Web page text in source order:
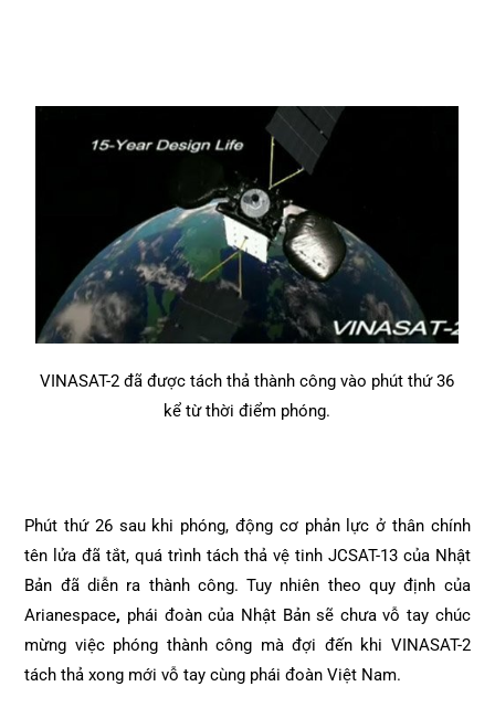
VINASAT-2 đã được tách thả thành công vào phút thứ 36
kể từ thời điểm phóng.
Phút thứ 26 sau khi phóng, động cơ phản lực ở thân chính
tên lửa đã tắt, quá trình tách thả vệ tinh JCSAT-13 của Nhật
Bản đã diễn ra thành công. Tuy nhiên theo quy định của
Arianespace, phái đoàn của Nhật Bản sẽ chưa vỗ tay chúc
mừng việc phóng thành công mà đợi đến khi VINASAT-2
tách thả xong mới vỗ tay cùng phái đoàn Việt Nam.